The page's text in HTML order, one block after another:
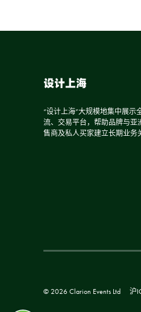
设计上海
“设计上海”大规模地集中展
流、交易平台，帮助品牌与
售商及私人买家建立长期业务
© 2026 Clarion Events Ltd 沪